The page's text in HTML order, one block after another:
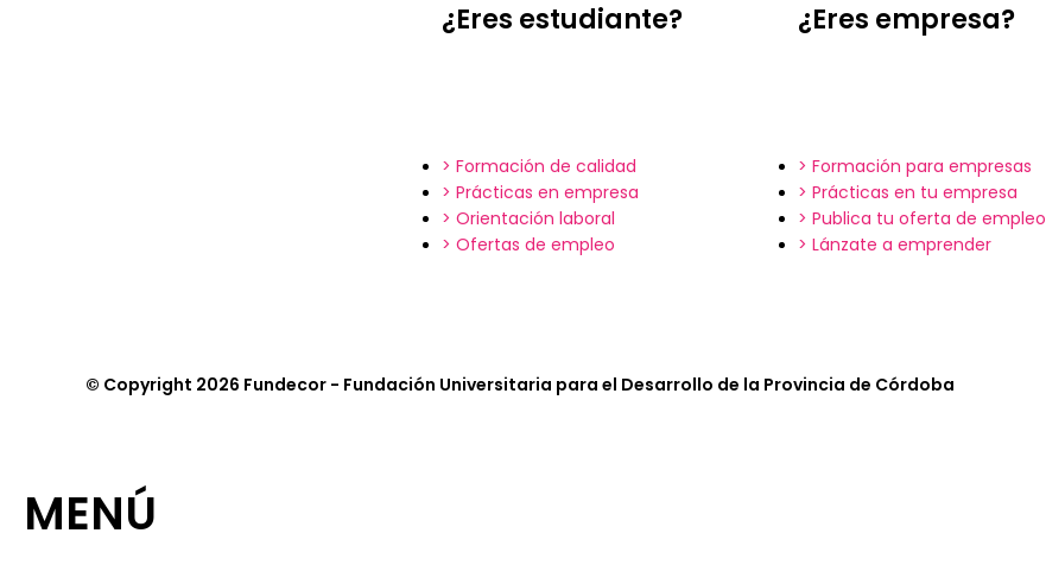
¿Eres estudiante?
> Formación de calidad
> Prácticas en empresa
> Orientación laboral
> Ofertas de empleo
¿Eres empresa?
> Formación para empresas
> Prácticas en tu empresa
> Publica tu oferta de empleo
> Lánzate a emprender
© Copyright 2026 Fundecor - Fundación Universitaria para el Desarrollo de la Provincia de Córdoba
MENÚ